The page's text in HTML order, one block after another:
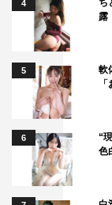
4
ち
露
5
軟
6
“
色